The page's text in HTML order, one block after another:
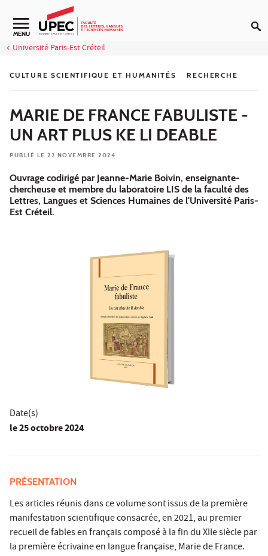
Aller au contenu
Navigation secondaire
MENU
Université Paris-Est Créteil
CULTURE SCIENTIFIQUE ET HUMANITÉS RECHERCHE
MARIE DE FRANCE FABULISTE -
UN ART PLUS KE LI DEABLE
PUBLIÉ LE 22 NOVEMBRE 2024
Ouvrage codirigé par Jeanne-Marie Boivin, enseignante-
chercheuse et membre du laboratoire LIS de la faculté des
Lettres, Langues et Sciences Humaines de l'Université Paris-
Est Créteil.
Date(s)
le25 octobre 2024
PRÉSENTATION
Les articles réunis dans ce volume sont issus de la première
manifestation scientifique consacrée, en 2021, au premier
recueil de fables en français composé à la fin du XIIe siècle par
la première écrivaine en langue française, Marie de France.